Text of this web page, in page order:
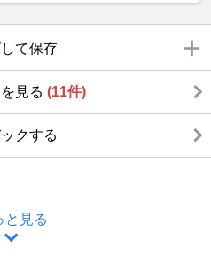
て保存
見る (11件)
クする
と見る